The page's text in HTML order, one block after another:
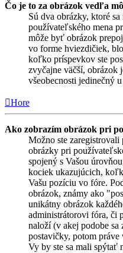
Čo je to za obrázok vedľa
Sú dva obrázky, ktoré
používateľského mena
môže byť obrázok
vo forme hviezdičiek,
koľko príspevkov ste
zvyčajne väčší, obrázok
všeobecnosti jedinečný
Hore
Ako zobrazím obrázok pri
Možno ste
obrázky pri
spojený s Vašou
kociek ukazujúcich,
Vašu pozíciu vo fóre.
obrázok, známy ako
unikátny obrázok
administrátorovi fóra, či
naloží (v akej podobe
postavičky, potom práve
Vy by ste sa mali spýtať